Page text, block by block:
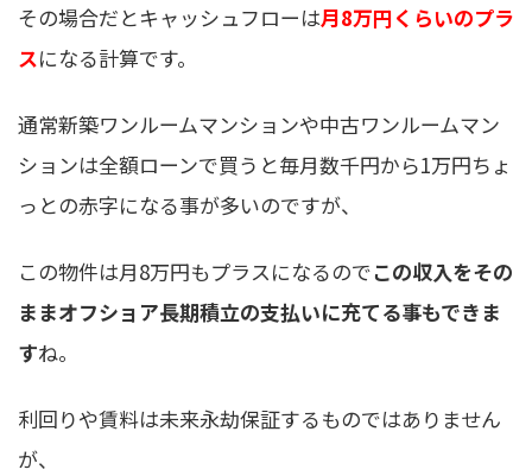
その場合だとキャッシュフローは月8万円くらいのプラ
スになる計算です。
通常新築ワンルームマンションや中古ワンルームマン
ションは全額ローンで買うと毎月数千円から1万円ちょ
っとの赤字になる事が多いのですが、
この物件は月8万円もプラスになるのでこの収入をその
ままオフショア長期積立の支払いに充てる事もできま
すね。
利回りや賃料は未来永劫保証するものではありません
が、